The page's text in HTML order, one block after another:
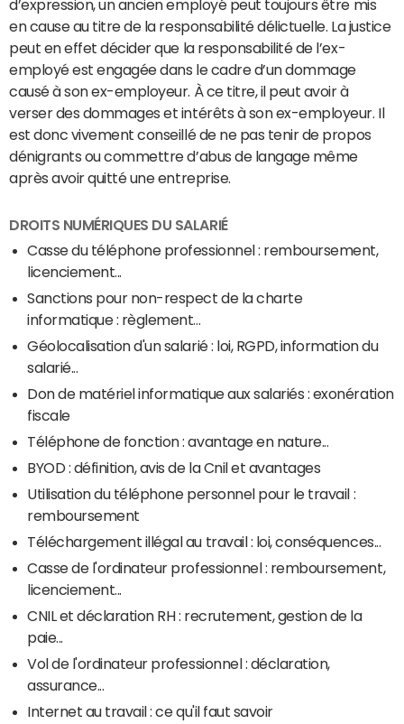
d’expression, un ancien employé peut toujours être mis
en cause au titre de la responsabilité délictuelle. La justice
peut en effet décider que la responsabilité de l’ex-
employé est engagée dans le cadre d’un dommage
causé à son ex-employeur. À ce titre, il peut avoir à
verser des dommages et intérêts à son ex-employeur. Il
est donc vivement conseillé de ne pas tenir de propos
dénigrants ou commettre d’abus de langage même
après avoir quitté une entreprise.
DROITS NUMÉRIQUES DU SALARIÉ
Casse du téléphone professionnel : remboursement,
licenciement...
Sanctions pour non-respect de la charte
informatique : règlement...
Géolocalisation d'un salarié : loi, RGPD, information du
salarié...
Don de matériel informatique aux salariés : exonération
fiscale
Téléphone de fonction : avantage en nature...
BYOD : définition, avis de la Cnil et avantages
Utilisation du téléphone personnel pour le travail :
remboursement
Téléchargement illégal au travail : loi, conséquences...
Casse de l'ordinateur professionnel : remboursement,
licenciement...
CNIL et déclaration RH : recrutement, gestion de la
paie...
Vol de l'ordinateur professionnel : déclaration,
assurance...
Internet au travail : ce qu'il faut savoir